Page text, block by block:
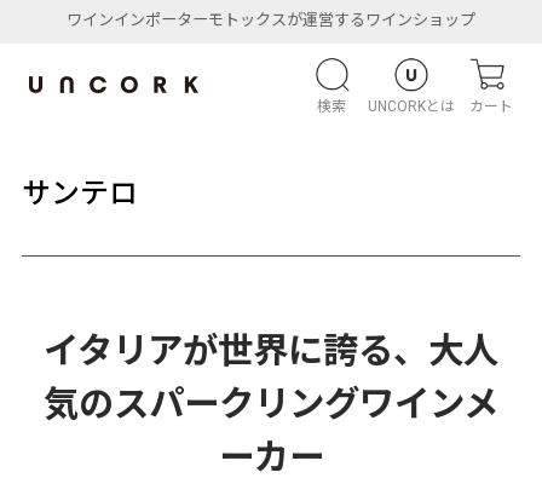
ワインインポーターモトックスが運営するワインショップ
検索 UNCORKとは カート
サンテロ
イタリアが世界に誇る、大人
気のスパークリングワインメ
ーカー